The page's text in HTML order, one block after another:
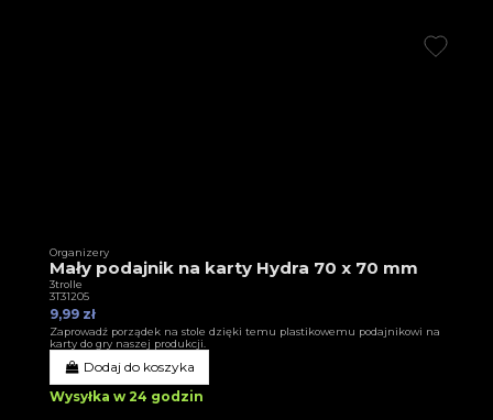
Organizery
Mały podajnik na karty Hydra 70 x 70 mm
3trolle
3T31205
9,99 zł
Zaprowadź porządek na stole dzięki temu plastikowemu podajnikowi na
karty do gry naszej produkcji.
Dodaj do koszyka
Wysyłka w 24 godzin